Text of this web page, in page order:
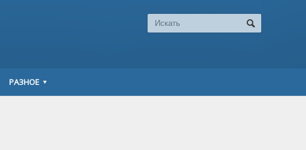
РАЗНОЕ